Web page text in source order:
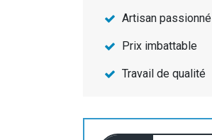
Artisan passionné
Prix imbattable
Travail de qualité